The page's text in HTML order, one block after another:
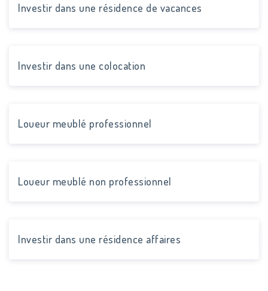
Investir dans une résidence de vacances
Investir dans une colocation
Loueur meublé professionnel
Loueur meublé non professionnel
Investir dans une résidence affaires